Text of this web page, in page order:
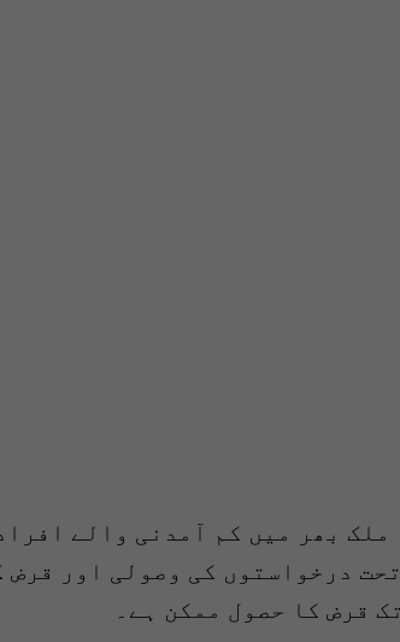
بھر میں کم آمدنی والے
درخواستوں کی وصولی اور قرض
قرض کا حصول ممکن ہے۔